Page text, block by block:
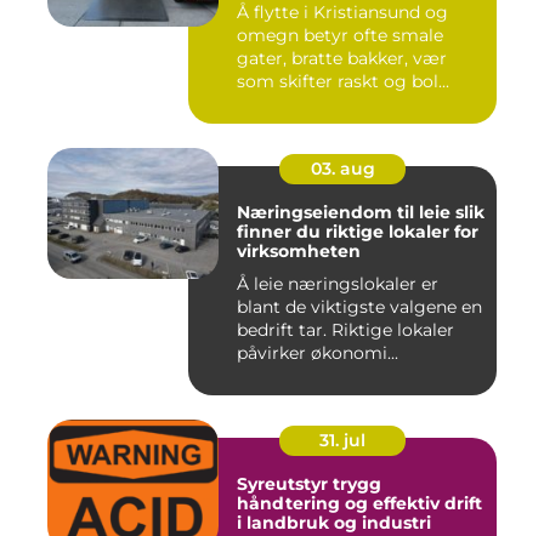
Å flytte i Kristiansund og
omegn betyr ofte smale
gater, bratte bakker, vær
som skifter raskt og bol...
03. aug
Næringseiendom til leie slik
finner du riktige lokaler for
virksomheten
Å leie næringslokaler er
blant de viktigste valgene en
bedrift tar. Riktige lokaler
påvirker økonomi...
31. jul
Syreutstyr trygg
håndtering og effektiv drift
i landbruk og industri